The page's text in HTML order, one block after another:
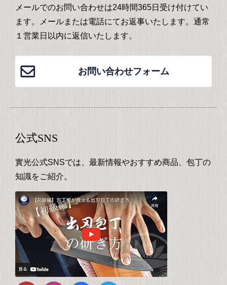
メールでのお問い合わせは24時間365日受け付けてい
ます。メールまたは電話にてお返事いたします。通常
１営業日以内に返信いたします。
お問い合わせフォーム
公式SNS
實光公式SNSでは、最新情報やおすすめ商品、包丁の
知識をご紹介。